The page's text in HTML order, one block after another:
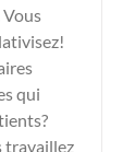
qui
travaillez